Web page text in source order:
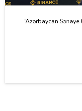
“Azərbaycan